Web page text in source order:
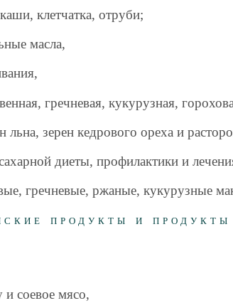
клетчатка, отруби;
масла,
гречневая, кукурузная,
льна, зерен кедрового ореха и
диеты, профилактики и
гречневые, ржаные, кукурузные
продукты и продукты
соевое мясо,